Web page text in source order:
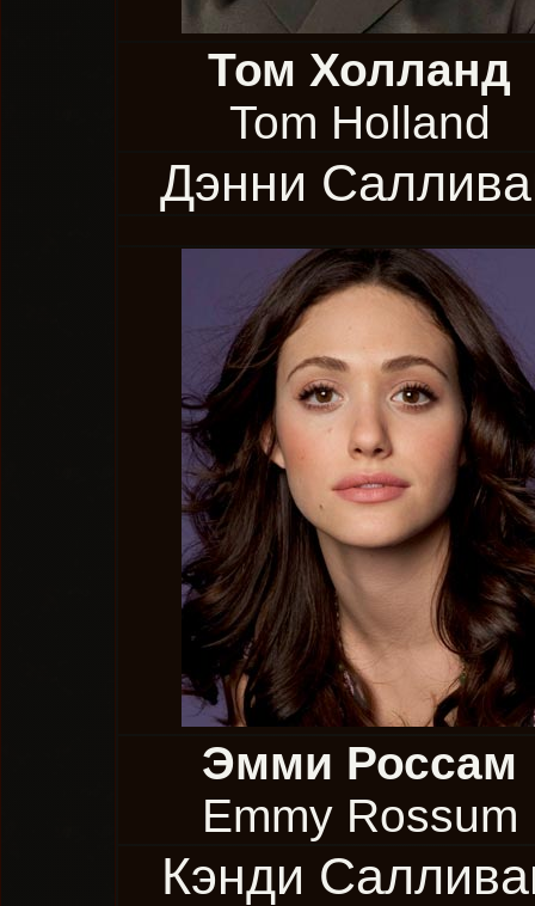
Том Холланд
Tom Holland
Дэнни
Эмми Россам
Emmy Rossum
Кэнди